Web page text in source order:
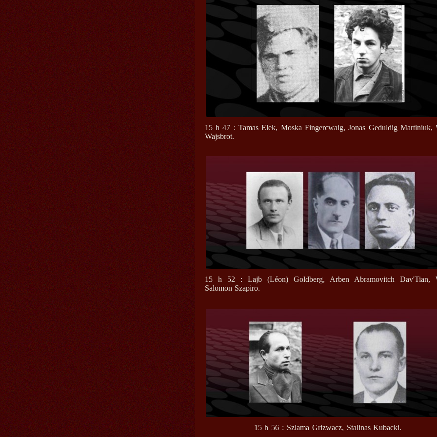
15 h 47 : Tamas Elek, Moska Fingercwaig, Jonas Geduldig Martiniuk,
Wajsbrot.
15 h 52 : Lajb (Léon) Goldberg, Arben Abramovitch Dav'Tian,
Salomon Szapiro.
15 h 56 : Szlama Grizwacz, Stalinas Kubacki.